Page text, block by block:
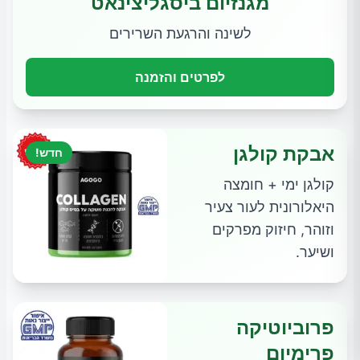
לשינה והרגעת השרירים
לפרטים והזמנה
חדש! אבקת קולגן
קולגן ימי + חומצה
היאלורונית לעור צעיר
וזוהר, חיזוק מפרקים
ושיער.
פרוביוטיקה
פרימיום